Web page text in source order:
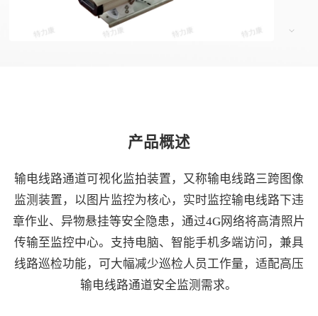
产品概述
输电线路通道可视化监拍装置，又称输电线路三跨图像
监测装置，以图片监控为核心，实时监控输电线路下违
章作业、异物悬挂等安全隐患，通过4G网络将高清照片
传输至监控中心。支持电脑、智能手机多端访问，兼具
线路巡检功能，可大幅减少巡检人员工作量，适配高压
输电线路通道安全监测需求。